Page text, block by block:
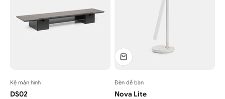
Kệ màn hình
DS02
Đèn để bàn
Nova Lite